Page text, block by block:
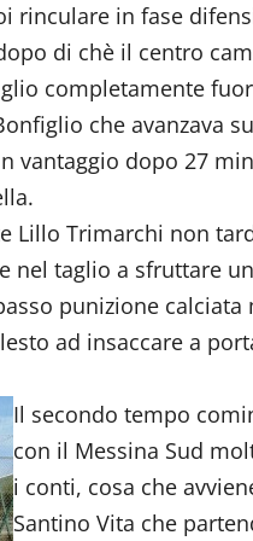
rinculare in fase
di chè il centro
completamente
che avanzava
vantaggio dopo 27
Lillo Trimarchi non
nel taglio a sfruttare
punizione
ad insaccare a
Il secondo tempo
con il Messina Sud
i conti, cosa che
Santino Vita che